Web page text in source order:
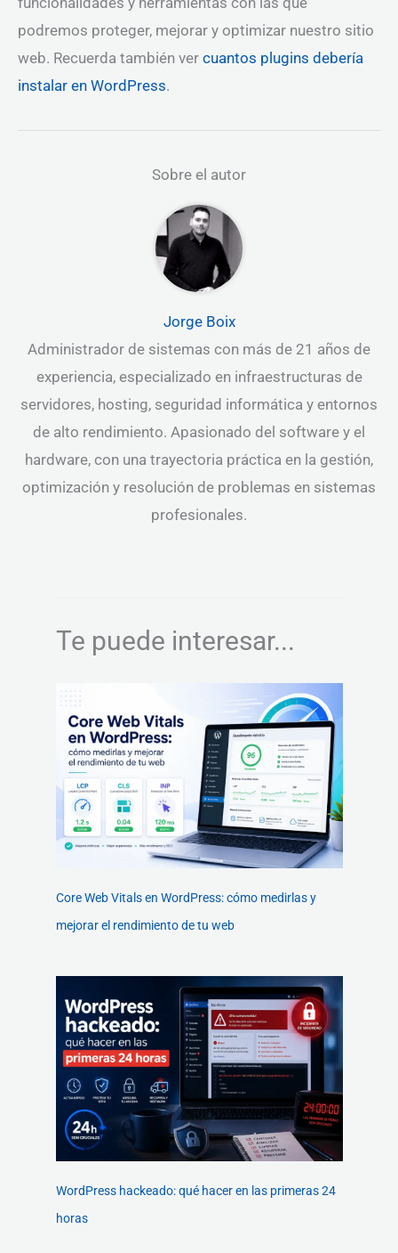
podremos proteger, mejorar y optimizar nuestro sitio
web. Recuerda también ver cuantos plugins debería
instalar en WordPress.
Sobre el autor
Jorge Boix
Administrador de sistemas con más de 21 años de
experiencia, especializado en infraestructuras de
servidores, hosting, seguridad informática y entornos
de alto rendimiento. Apasionado del software y el
hardware, con una trayectoria práctica en la gestión,
optimización y resolución de problemas en sistemas
profesionales.
Te puede interesar...
Core Web Vitals en WordPress: cómo medirlas y
mejorar el rendimiento de tu web
WordPress hackeado: qué hacer en las primeras 24
horas